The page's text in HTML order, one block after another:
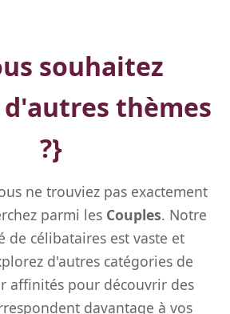
souhaitez
thèmes
?}
ne trouviez pas exactement
parmi les Couples. Notre
de célibataires est vaste et
d'autres catégories de
affinités pour découvrir des
davantage à vos